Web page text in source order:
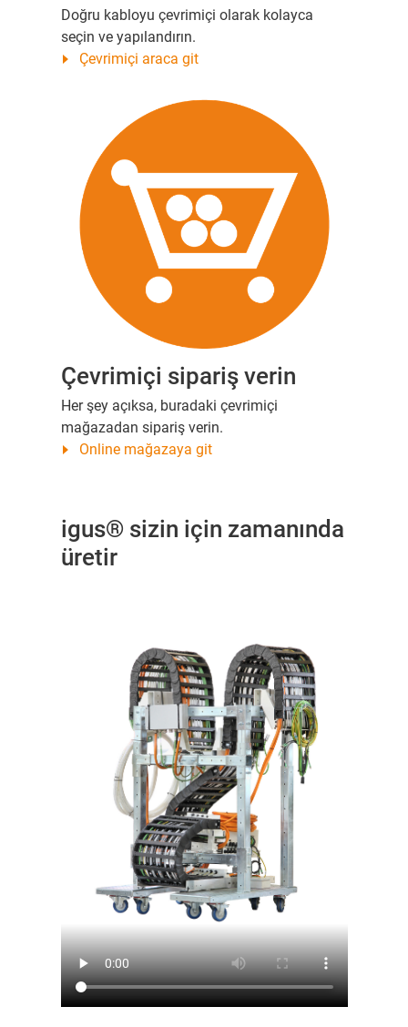
Doğru kabloyu çevrimiçi olarak kolayca
seçin ve yapılandırın.
Çevrimiçi araca git
Çevrimiçi sipariş verin
Her şey açıksa, buradaki çevrimiçi
mağazadan sipariş verin.
Online mağazaya git
igus® sizin için zamanında
üretir